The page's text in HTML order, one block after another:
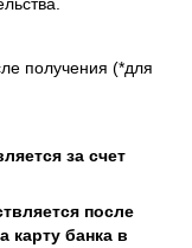
получения (*для
за счет
после
карту банка в